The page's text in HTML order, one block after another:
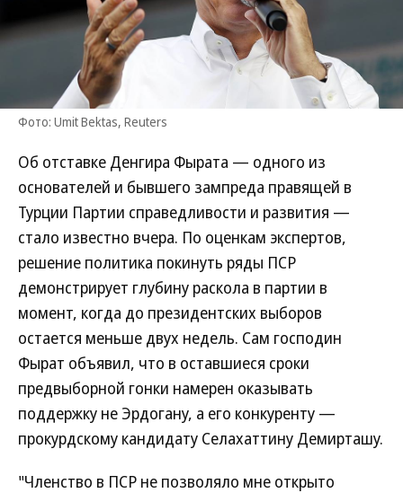
Фото: Umit Bektas, Reuters
Об отставке Денгира Фырата — одного из
основателей и бывшего зампреда правящей в
Турции Партии справедливости и развития —
стало известно вчера. По оценкам экспертов,
решение политика покинуть ряды ПСР
демонстрирует глубину раскола в партии в
момент, когда до президентских выборов
остается меньше двух недель. Сам господин
Фырат объявил, что в оставшиеся сроки
предвыборной гонки намерен оказывать
поддержку не Эрдогану, а его конкуренту —
прокурдскому кандидату Селахаттину Демирташу.
"Членство в ПСР не позволяло мне открыто